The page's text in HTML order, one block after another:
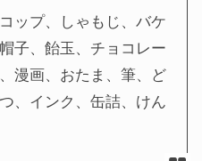
ップ、しゃもじ、バケ
子、飴玉、チョコレー
漫画、おたま、筆、ど
、インク、缶詰、けん